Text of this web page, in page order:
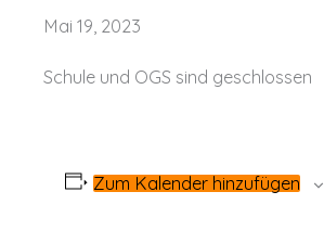
Mai 19, 2023
Schule und OGS sind geschlossen
Zum Kalender hinzufügen